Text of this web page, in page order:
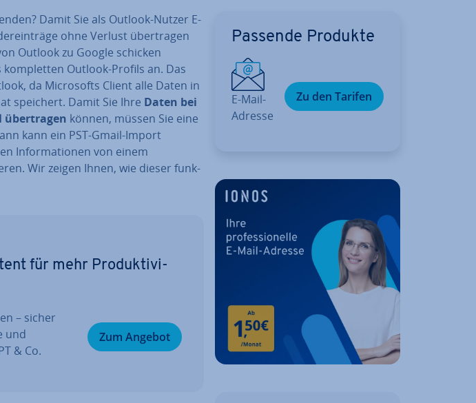
Damit Sie als Outlook-Nutzer E-
ohne Verlust über­tra­gen
Outlook zu Google schicken
Outlook-Profils an. Das
da Mi­cro­softs Client alle Daten in
speichert. Damit Sie Ihre Daten bei
über­tra­gen können, müssen Sie eine
kann ein PST-Gmail-Import
In­for­ma­tio­nen von einem
Wir zeigen Ihnen, wie dieser funk­
für mehr Pro­duk­ti­vi­
– sicher
und
& Co.
Zum Angebot
Passende Produkte
E-Mail-
Adresse
Zu den Tarifen